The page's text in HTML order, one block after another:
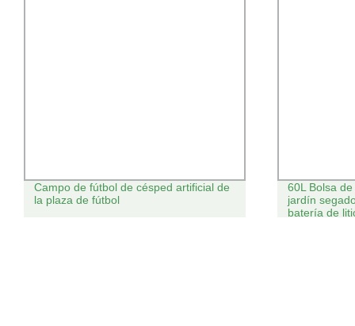
Campo de fútbol de césped artificial de
la plaza de fútbol
60L Bolsa
jardín
batería de